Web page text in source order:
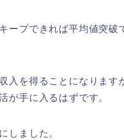
ープできれば平均値突破
入を得ることになります
が手に入るはずです。
しました。